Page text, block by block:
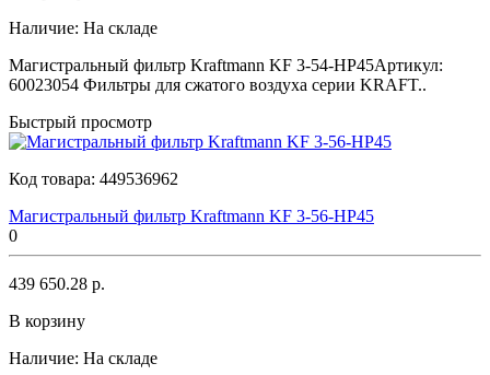
Наличие: На складе
Магистральный фильтр Kraftmann KF 3-54-HP45Артикул:
60023054 Фильтры для сжатого воздуха серии KRAFT..
Быстрый просмотр
Код товара: 449536962
Магистральный фильтр Kraftmann KF 3-56-HP45
0
439 650.28 р.
В корзину
Наличие: На складе